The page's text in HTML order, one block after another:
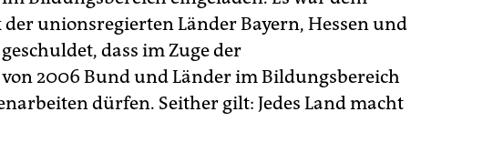
unionsregierten Länder Bayern, Hessen und
dass im Zuge der
2006 Bund und Länder im Bildungsbereich
dürfen. Seither gilt: Jedes Land macht